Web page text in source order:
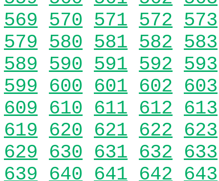
569 570 571 572 573
579 580 581 582 583
589 590 591 592 593
599 600 601 602 603
609 610 611 612 613
619 620 621 622 623
629 630 631 632 633
639 640 641 642 643